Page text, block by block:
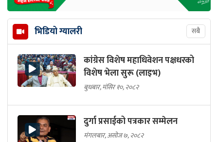
भिडियो ग्यालरी सबै
कांग्रेस विशेष महाधिवेशन पक्षधरको
विशेष भेला सुरू (लाइभ)
बुधबार, मंसिर १०, २०८२
दुर्गा प्रसाईको पत्रकार सम्मेलन
मंगलबार, असोज ७, २०८२